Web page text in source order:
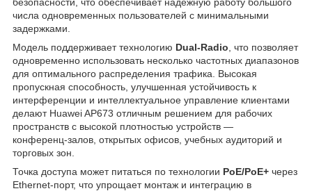
числа одновременных пользователей с минимальными
задержками.
Модель поддерживает технологию Dual‑Radio , что позволяет
одновременно использовать несколько частотных диапазонов
для оптимального распределения трафика. Высокая
пропускная способность, улучшенная устойчивость к
интерференции и интеллектуальное управление клиентами
делают Huawei AP673 отличным решением для рабочих
пространств с высокой плотностью устройств —
конференц‑залов, открытых офисов, учебных аудиторий и
торговых зон.
Точка доступа может питаться по технологии PoE/PoE+ через
Ethernet‑порт, что упрощает монтаж и интеграцию в